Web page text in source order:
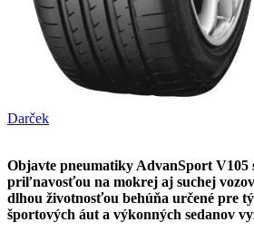
Darček
Objavte pneumatiky AdvanSport V105
priľnavosťou na mokrej aj suchej
dlhou životnosťou behúňa určené pre
športových áut a výkonných sedanov